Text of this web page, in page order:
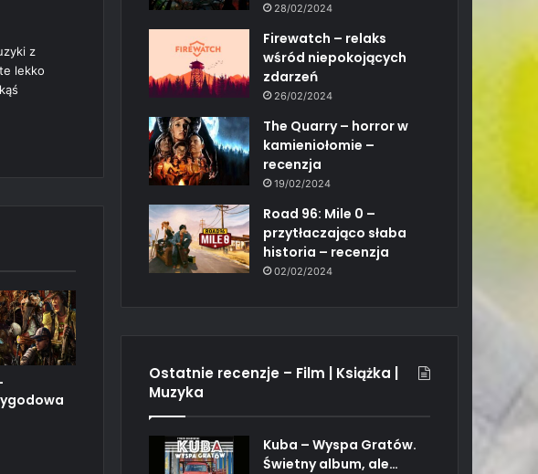
z
lekko
28/02/2024
Firewatch – relaks
wśród niepokojących
zdarzeń
26/02/2024
The Quarry – horror w
kamieniołomie –
recenzja
19/02/2024
Road 96: Mile 0 –
przytłaczająco słaba
historia – recenzja
02/02/2024
Ostatnie recenzje – Film | Książka |
Muzyka
Kuba – Wyspa Gratów.
Świetny album, ale…